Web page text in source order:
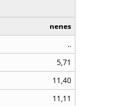
nenes
..
5,71
11,40
11,11